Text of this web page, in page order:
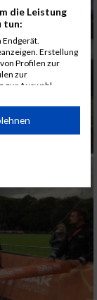
die Leistung
tun:
Erstellung
Profilen zur
zur
zur Auswahl
Statistiken oder
und
und in die